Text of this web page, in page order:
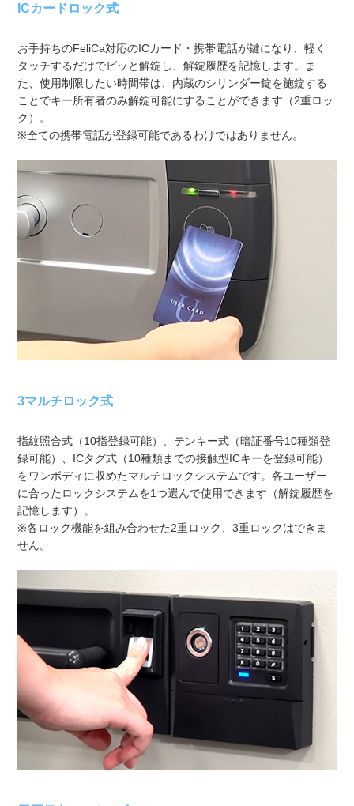
ICカードロック式
お手持ちのFeliCa対応のICカード・携帯電話が鍵になり、軽く
タッチするだけでピッと解錠し、解錠履歴を記憶します。ま
た、使用制限したい時間帯は、内蔵のシリンダー錠を施錠する
ことでキー所有者のみ解錠可能にすることができます（2重ロッ
ク）。
※全ての携帯電話が登録可能であるわけではありません。
3マルチロック式
指紋照合式（10指登録可能）、テンキー式（暗証番号10種類登
録可能）、ICタグ式（10種類までの接触型ICキーを登録可能）
をワンボディに収めたマルチロックシステムです。各ユーザー
に合ったロックシステムを1つ選んで使用できます（解錠履歴を
記憶します）。
※各ロック機能を組み合わせた2重ロック、3重ロックはできま
せん。